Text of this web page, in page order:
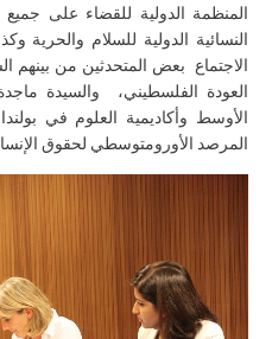
المنظمة الدولية للقضاء على جميع
النسائية الدولية للسلام
الاجتماع بعض المتحدثين من بينهم
العودة الفلسطيني، والسيدة
الأوسط وأكاديمية العلوم في
المرصد الأورومتوسطي لحقوق